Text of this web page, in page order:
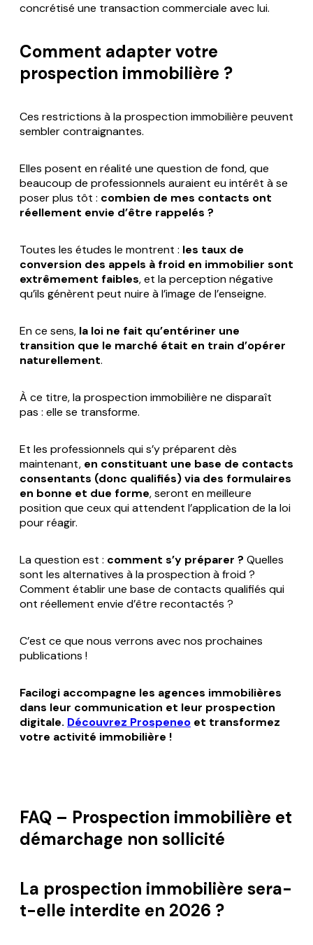
concrétisé une transaction commerciale avec lui.
Comment adapter votre
prospection immobilière ?
Ces restrictions à la prospection immobilière peuvent
sembler contraignantes.
Elles posent en réalité une question de fond, que
beaucoup de professionnels auraient eu intérêt à se
poser plus tôt : combien de mes contacts ont
réellement envie d’être rappelés ?
Toutes les études le montrent : les taux de
conversion des appels à froid en immobilier sont
extrêmement faibles, et la perception négative
qu’ils génèrent peut nuire à l’image de l’enseigne.
En ce sens, la loi ne fait qu’entériner une
transition que le marché était en train d’opérer
naturellement.
À ce titre, la prospection immobilière ne disparaît
pas : elle se transforme.
Et les professionnels qui s’y préparent dès
maintenant, en constituant une base de contacts
consentants (donc qualifiés) via des formulaires
en bonne et due forme, seront en meilleure
position que ceux qui attendent l’application de la loi
pour réagir.
La question est : comment s’y préparer ? Quelles
sont les alternatives à la prospection à froid ?
Comment établir une base de contacts qualifiés qui
ont réellement envie d’être recontactés ?
C’est ce que nous verrons avec nos prochaines
publications !
Facilogi accompagne les agences immobilières
dans leur communication et leur prospection
digitale. Découvrez Prospeneo et transformez
votre activité immobilière !
FAQ – Prospection immobilière et
démarchage non sollicité
La prospection immobilière sera-
t-elle interdite en 2026 ?